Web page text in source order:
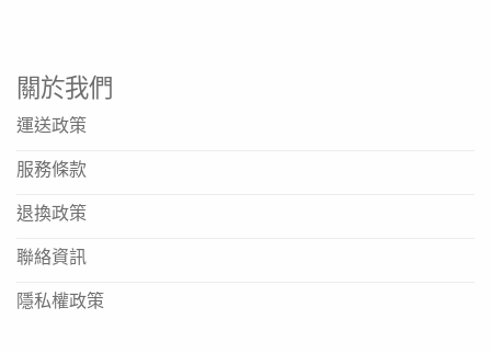
關於我們
運送政策
服務條款
退換政策
聯絡資訊
隱私權政策